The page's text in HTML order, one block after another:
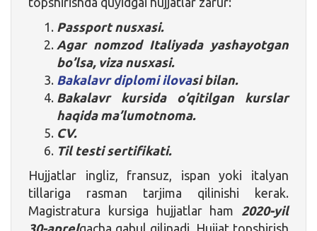
Passport nusxasi.
Agar nomzod Italiyada yashayotgan
bo’lsa, viza nusxasi.
Bakalavr diplomiilovasi bilan.
Bakalavr kursida o’qitilgan kurslar
haqida ma’lumotnoma.
CV.
Til testi sertifikati.
Hujjatlar ingliz, fransuz, ispan yoki italyan
tillariga rasman tarjima qilinishi kerak.
Magistratura kursiga hujjatlar ham 2020-yil
30-aprelgacha qabul qilinadi. Hujjat topshirish